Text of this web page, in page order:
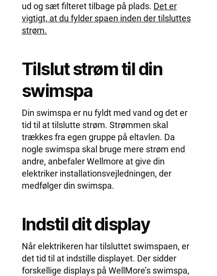
ud og sæt filteret tilbage på plads. Det er
vigtigt, at du fylder spaen inden der tilsluttes
strøm.
Tilslut strøm til din
swimspa
Din swimspa er nu fyldt med vand og det er
tid til at tilslutte strøm. Strømmen skal
trækkes fra egen gruppe på eltavlen. Da
nogle swimspa skal bruge mere strøm end
andre, anbefaler Wellmore at give din
elektriker installationsvejledningen, der
medfølger din swimspa.
Indstil dit display
Når elektrikeren har tilsluttet swimspaen, er
det tid til at indstille displayet. Der sidder
forskellige displays på WellMore’s swimspa,